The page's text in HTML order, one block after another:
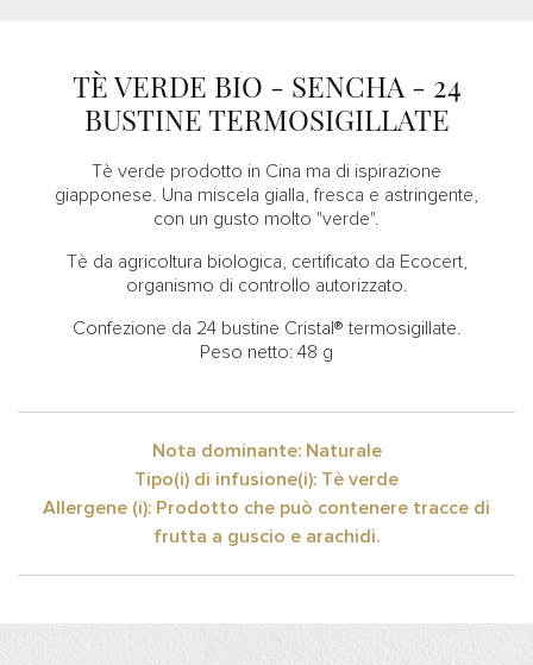
TÈ VERDE BIO - SENCHA - 24
BUSTINE TERMOSIGILLATE
Tè verde prodotto in Cina ma di ispirazione
giapponese. Una miscela gialla, fresca e astringente,
con un gusto molto "verde".
Tè da agricoltura biologica, certificato da Ecocert,
organismo di controllo autorizzato.
Confezione da 24 bustine Cristal® termosigillate.
Peso netto: 48 g
Nota dominante: Naturale
Tipo(i) di infusione(i): Tè verde
Allergene (i): Prodotto che può contenere tracce di
frutta a guscio e arachidi.